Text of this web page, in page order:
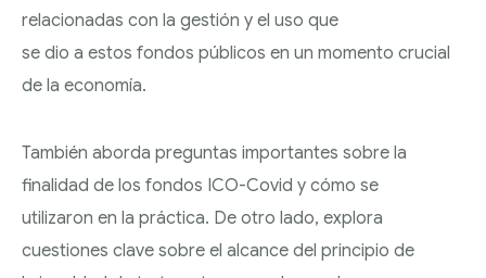
DE MODIFICACIÓN
DE MEDIDAS
REGULADORES
CLAÚSULAS
relacionadas con la gestión y el uso que
se dio a estos fondos públicos en un momento crucial
de la economía.
También aborda preguntas importantes sobre la
finalidad de los fondos ICO-Covid y cómo se
utilizaron en la práctica. De otro lado, explora
cuestiones clave sobre el alcance del principio de